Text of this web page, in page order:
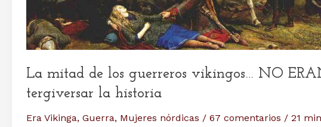
La mitad de los guerreros vikingos… NO
tergiversar la historia
Era Vikinga, Guerra, Mujeres nórdicas / 67 comentarios / 21